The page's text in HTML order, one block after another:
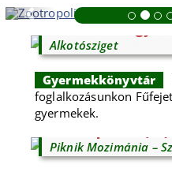
Previous
Készítsünk
Alkotósziget
Gyermekkönyvtár
foglalkozásunkon
gyermekek.
Piknik Mozimánia –